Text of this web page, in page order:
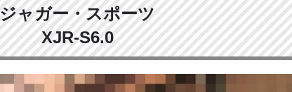
ジャガー・スポーツ
XJR-S6.0